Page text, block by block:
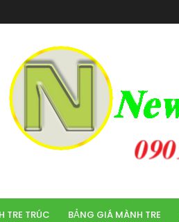
TRE TRÚC BẢNG GIÁ MÀNH TRE